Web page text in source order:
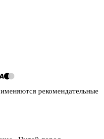
рекомендательные